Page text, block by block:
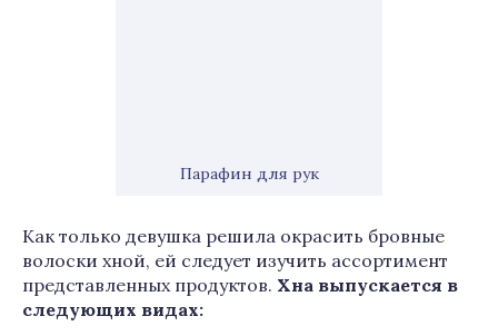
Парафин для рук
Как только девушка решила окрасить бровные
волоски хной, ей следует изучить ассортимент
представленных продуктов. Хна выпускается в
следующих видах: